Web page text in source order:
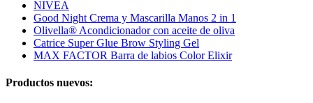
NIVEA
Good Night Crema y Mascarilla Manos 2 in 1
Olivella® Acondicionador con aceite de oliva
Catrice Super Glue Brow Styling Gel
MAX FACTOR Barra de labios Color Elixir
Productos nuevos: